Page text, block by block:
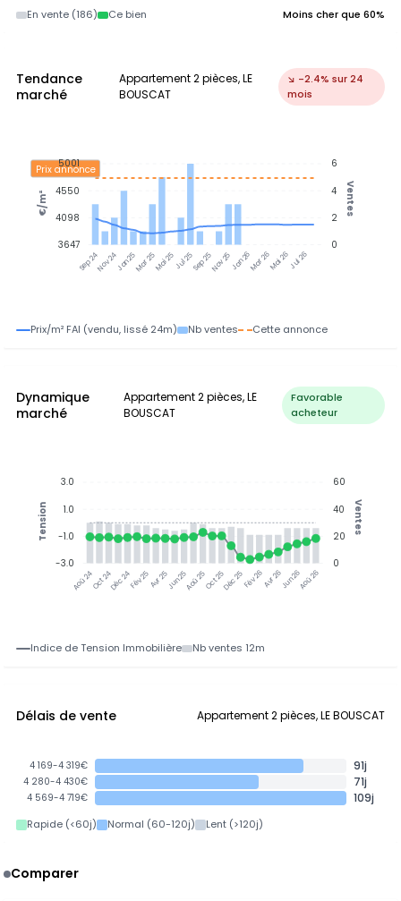
En vente (186) Ce bien Moins cher que 60%
Tendance
marché
Appartement 2 pièces, LE
BOUSCAT
↘ -2.4% sur 24
mois
Sep 24Nov 24Jan 25Mar 25Mai 25Jul 25Sep 25Nov 25Jan 26Mar 26Mai 26Jul 26
Prix annonce 6
4
2
0
Ventes
5001
4550
4098
3647
€/m²
Prix/m² FAI (vendu, lissé 24m) Nb ventes Cette annonce
Dynamique
marché
Appartement 2 pièces, LE
BOUSCAT
Favorable
acheteur
Aoû 24Oct 24Déc 24Fév 25Avr 25Jun 25Aoû 25Oct 25Déc 25Fév 26Avr 26Jun 26Aoû 26
60
40
20
0
Ventes
3.0
1.0
-1.0
-3.0
Tension
Indice de Tension Immobilière Nb ventes 12m
Délais de vente Appartement 2 pièces, LE BOUSCAT
4 169-4 319€ 91j
4 280-4 430€ 71j
4 569-4 719€ 109j
Rapide (<60j) Normal (60-120j) Lent (>120j)
Comparer